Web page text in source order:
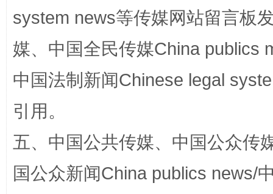
扯下公款旅游的“隐身衣” 如何以
system news等传媒网站留言板
媒、中国全民传媒China publics
中国法制新闻Chinese legal
引用。
五、中国公共传媒、中国公众传
国公众新闻China publics news/